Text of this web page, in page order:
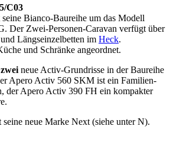
C03
Bianco-Baureihe um das Modell
Der Zwei-Personen-Caravan verfügt über
und Längseinzelbetten im Heck.
und Schränke angeordnet.
zwei neue Activ-Grundrisse in der Baureihe
Apero Activ 560 SKM ist ein Familien-
der Apero Activ 390 FH ein kompakter
seine neue Marke Next (siehe unter N).